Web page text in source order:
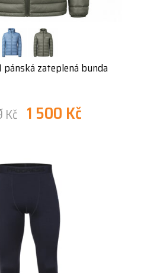
pánská zateplená bunda
Kč 1 500 Kč